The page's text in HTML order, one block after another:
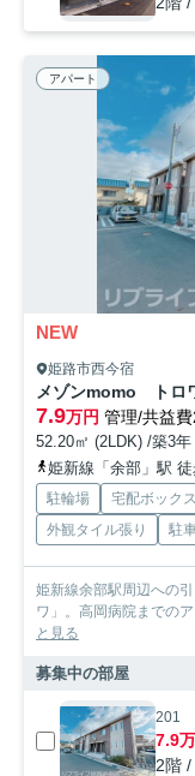
アパート
NEW
姫路市西今宿
メゾンmomo トロ
7.9万円 管理/共益
52.20㎡ (2LDK) /築3年
姫新線「余部」駅
駐輪場 宅配ボックス
外観タイル張り
駐
姫新線余部駅周辺への
ワ」。高岡病院までの
と見る
募集中の部屋
201
7.9
2階